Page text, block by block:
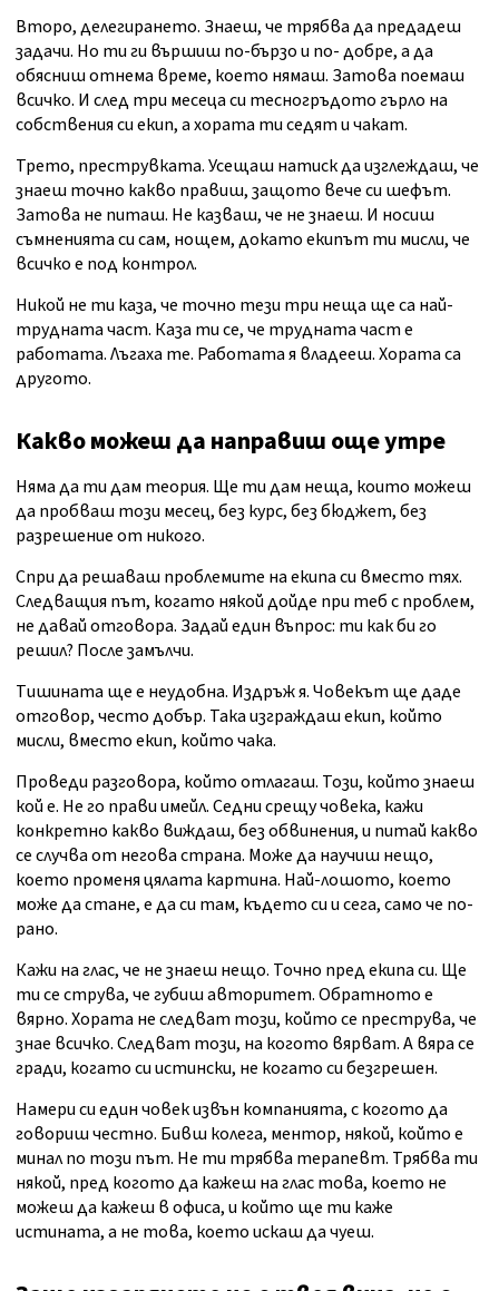
Второ, делегирането. Знаеш, че трябва да предадеш
задачи. Но ти ги вършиш по-бързо и по- добре, а да
обясниш отнема време, което нямаш. Затова поемаш
всичко. И след три месеца си тесногръдото гърло на
собствения си екип, а хората ти седят и чакат.
Трето, преструвката. Усещаш натиск да изглеждаш, че
знаеш точно какво правиш, защото вече си шефът.
Затова не питаш. Не казваш, че не знаеш. И носиш
съмненията си сам, нощем, докато екипът ти мисли, че
всичко е под контрол.
Никой не ти каза, че точно тези три неща ще са най-
трудната част. Каза ти се, че трудната част е
работата. Лъгаха те. Работата я владееш. Хората са
другото.
Какво можеш да направиш още утре
Няма да ти дам теория. Ще ти дам неща, които можеш
да пробваш този месец, без курс, без бюджет, без
разрешение от никого.
Спри да решаваш проблемите на екипа си вместо тях.
Следващия път, когато някой дойде при теб с проблем,
не давай отговора. Задай един въпрос: ти как би го
решил? После замълчи.
Тишината ще е неудобна. Издръж я. Човекът ще даде
отговор, често добър. Така изграждаш екип, който
мисли, вместо екип, който чака.
Проведи разговора, който отлагаш. Този, който знаеш
кой е. Не го прави имейл. Седни срещу човека, кажи
конкретно какво виждаш, без обвинения, и питай какво
се случва от негова страна. Може да научиш нещо,
което променя цялата картина. Най-лошото, което
може да стане, е да си там, където си и сега, само че по-
рано.
Кажи на глас, че не знаеш нещо. Точно пред екипа си. Ще
ти се струва, че губиш авторитет. Обратното е
вярно. Хората не следват този, който се преструва, че
знае всичко. Следват този, на когото вярват. А вяра се
гради, когато си истински, не когато си безгрешен.
Намери си един човек извън компанията, с когото да
говориш честно. Бивш колега, ментор, някой, който е
минал по този път. Не ти трябва терапевт. Трябва ти
някой, пред когото да кажеш на глас това, което не
можеш да кажеш в офиса, и който ще ти каже
истината, а не това, което искаш да чуеш.